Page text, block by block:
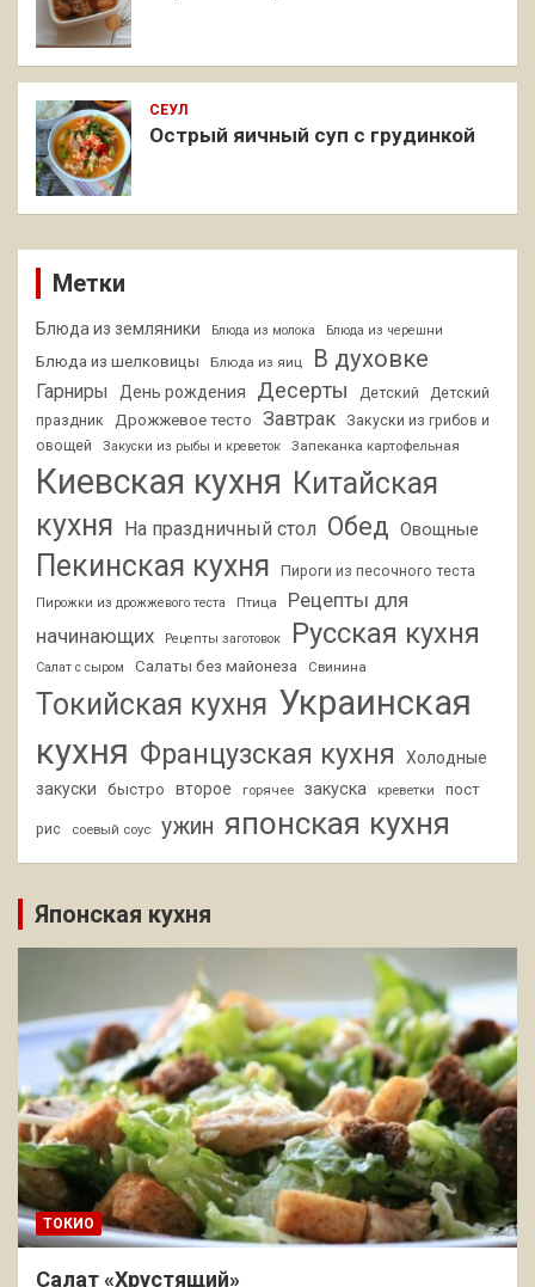
СЕУЛ
Острый яичный суп с грудинкой
Метки
Блюда из земляники Блюда из молока Блюда из черешни
Блюда из шелковицы Блюда из яиц В духовке
Гарниры День рождения Десерты Детский
Детский
праздник
Дрожжевое тесто Завтрак
Закуски из грибов и
овощей
Закуски из рыбы и креветок Запеканка картофельная
Киевская кухня Китайская
кухня На праздничный стол Обед Овощные
Пекинская кухня Пироги из песочного теста
Пирожки из дрожжевого теста Птица
Рецепты для
начинающих
Рецепты заготовок Русская кухня
Салат с сыром Салаты без майонеза Свинина
Токийская кухня Украинская
кухня Французская кухня
Холодные
закуски
быстро второе горячее закуска креветки пост
рис соевый соус ужин японская кухня
Японская кухня
ТОКИО
Салат «Хрустящий»